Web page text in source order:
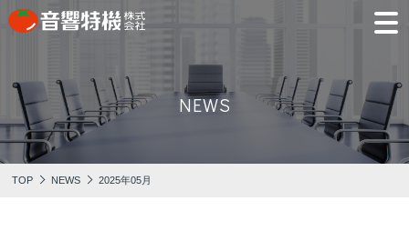
JP EN
PRODUCTS
PRODUCTS
CONCEPT
COMPANY
採
NEWS
TOP NEWS 2025年05月